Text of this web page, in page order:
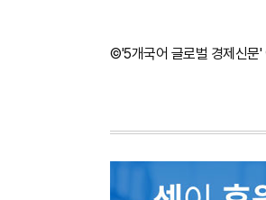
©'5개국어 글로벌 경제신문'